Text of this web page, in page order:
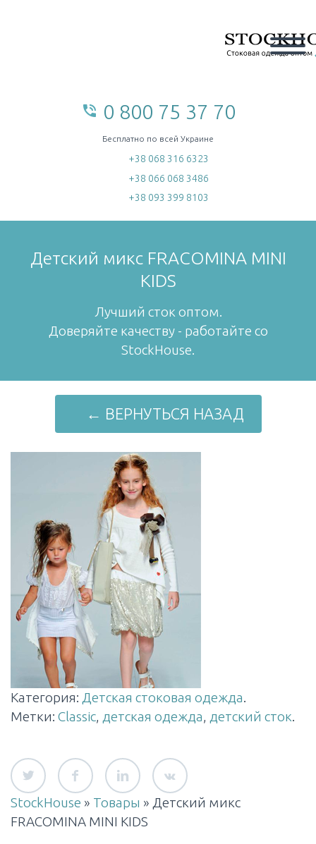
phone_in_talk 0 800 75 37 70
Бесплатно по всей Украине
+38 068 316 6323
+38 066 068 3486
+38 093 399 8103
Детский микс FRACOMINA MINI
KIDS
Лучший сток оптом.
Доверяйте качеству - работайте со
StockHouse.
← ВЕРНУТЬСЯ НАЗАД
Категория: Детская стоковая одежда.
Метки: Classic, детская одежда, детский сток.
StockHouse » Товары » Детский микс
FRACOMINA MINI KIDS